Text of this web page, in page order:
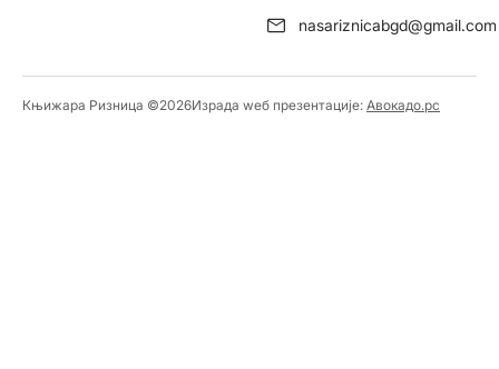
nasariznicabgd@gmail.com
Књижара Ризница ©️2026Израда wеб презентације: Авокадо.рс